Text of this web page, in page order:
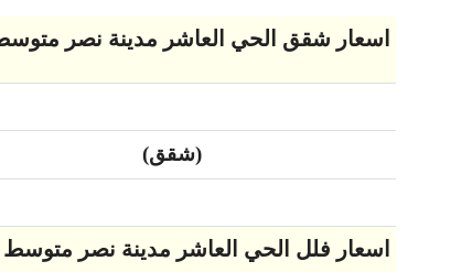
اسعار شقق الحي العاشر مدينة نصر متوسط 7350 جنيه لكل متر
(شقق)
اسعار فلل الحي العاشر مدينة نصر متوسط 34000 جنيه لكل متر مربع